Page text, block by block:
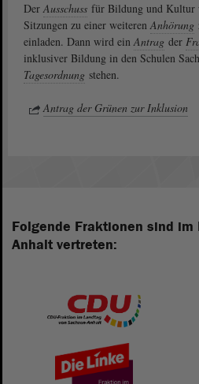
DerAusschuss für Bildung und Kultur
Sitzungen zu einer weiterenAnhörung
einladen. Dann wird einAntrag der
inklusiver Bildung in den Schulen
Tagesordnung stehen.
Antrag der Grünen zur Inklusion
Folgende Fraktionen sind im
Anhalt vertreten: